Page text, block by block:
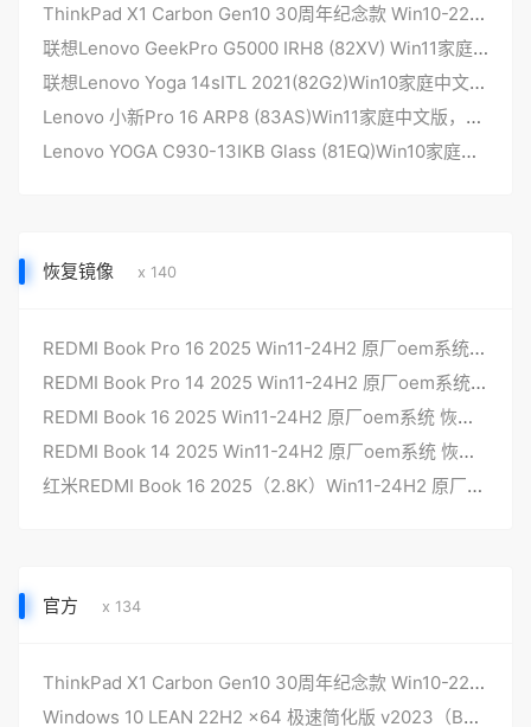
ThinkPad X1 Carbon Gen10 30周年纪念款 Win10-22H2专业版 原厂OEM系统
联想Lenovo GeekPro G5000 IRH8 (82XV) Win11家庭中文版 原厂oem系统
联想Lenovo Yoga 14sITL 2021(82G2)Win10家庭中文版原厂oem系统
Lenovo 小新Pro 16 ARP8 (83AS)Win11家庭中文版，原厂oem系统
Lenovo YOGA C930-13IKB Glass (81EQ)Win10家庭版 原厂oem系统
恢复镜像 x 140
REDMI Book Pro 16 2025 Win11-24H2 原厂oem系统 恢复镜像
REDMI Book Pro 14 2025 Win11-24H2 原厂oem系统 恢复镜像
REDMI Book 16 2025 Win11-24H2 原厂oem系统 恢复镜像
REDMI Book 14 2025 Win11-24H2 原厂oem系统 恢复镜像
红米REDMI Book 16 2025（2.8K）Win11-24H2 原厂oem系统 恢复镜像
官方 x 134
ThinkPad X1 Carbon Gen10 30周年纪念款 Win10-22H2专业版 原厂OEM系统
Windows 10 LEAN 22H2 x64 极速简化版 v2023（Build19045.2728）